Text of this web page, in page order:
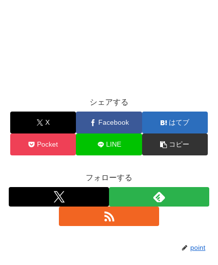
シェアする
X Facebook はてブ
Pocket LINE コピー
フォローする
point